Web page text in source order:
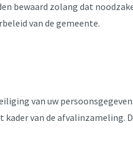
bewaard zolang dat
van de gemeente.
van uw
kader van de